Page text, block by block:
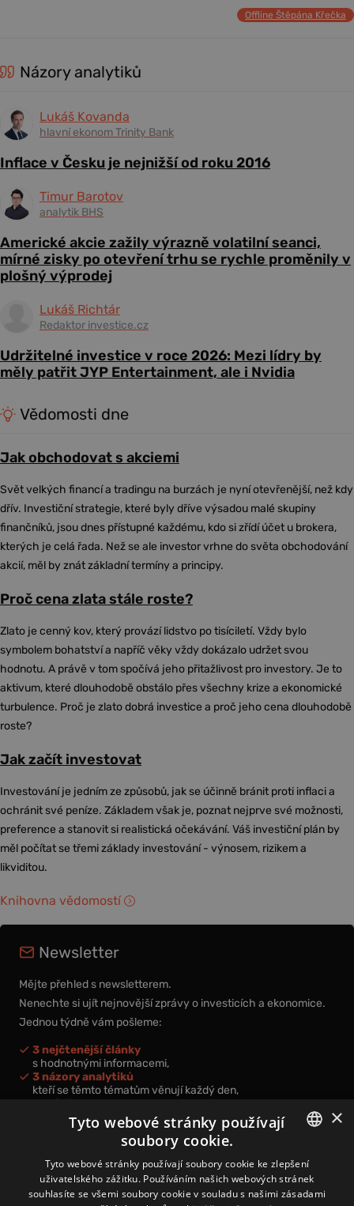
Offline Štěpána Křečka
Názory analytiků
Lukáš Kovanda
hlavní ekonom Trinity Bank
Inflace v Česku je nejnižší od roku 2016
Timur Barotov
analytik BHS
Americké akcie zažily výrazně volatilní seanci,
mírné zisky po otevření trhu se rychle proměnily v
plošný výprodej
Lukáš Richtár
Redaktor investice.cz
Udržitelné investice v roce 2026: Mezi lídry by
měly patřit JYP Entertainment, ale i Nvidia
Vědomosti dne
Jak obchodovat s akciemi
Svět velkých financí a tradingu na burzách je nyní otevřenější, než kdy
dřív. Investiční strategie, které byly dříve výsadou malé skupiny
finančníků, jsou dnes přístupné každému, kdo si zřídí účet u brokera,
kterých je celá řada. Než se ale investor vrhne do světa obchodování
akcií, měl by znát základní termíny a principy.
Proč cena zlata stále roste?
Zlato je cenný kov, který provází lidstvo po tisíciletí. Vždy bylo
symbolem bohatství a napříč věky vždy dokázalo udržet svou
hodnotu. A právě v tom spočívá jeho přitažlivost pro investory. Je to
aktivum, které dlouhodobě obstálo přes všechny krize a ekonomické
turbulence. Proč je zlato dobrá investice a proč jeho cena dlouhodobě
roste?
Jak začít investovat
Investování je jedním ze způsobů, jak se účinně bránit proti inflaci a
ochránit své peníze. Základem však je, poznat nejprve své možnosti,
preference a stanovit si realistická očekávání. Váš investiční plán by
měl počítat se třemi základy investování - výnosem, rizikem a
likviditou.
Knihovna vědomostí
Newsletter
Mějte přehled s newsletterem.
Nenechte si ujít nejnovější zprávy o investicích a ekonomice.
Jednou týdně vám pošleme:
3 nejčtenější články
s hodnotnými informacemi,
3 názory analytiků
kteří se těmto tématům věnují každý den,
nová videa a podcasty
k prohloubení vašich znalostí.
Přihlášením k newsletteru vyjadřujete svůj souhlas spodmínkami
CZECH
×
Tyto webové stránky používají
soubory cookie.
Tyto webové stránky používají soubory cookie ke zlepšení
uživatelského zážitku. Používáním našich webových stránek
souhlasíte se všemi soubory cookie v souladu s našimi zásadami